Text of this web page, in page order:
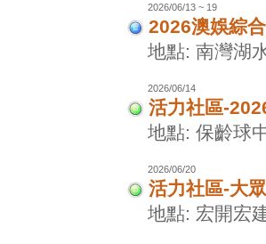
2026/06/13 ~ 19
2026澳娛綜
地點: 南灣湖
2026/06/14
活力社區-
地點: 保齡球
2026/06/20
活力社區-大
地點: 宏開宏